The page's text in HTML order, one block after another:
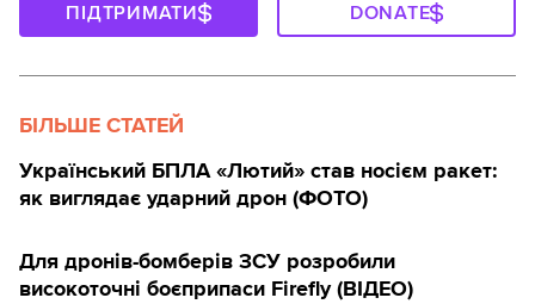
ПІДТРИМАТИ DONATE
БІЛЬШЕ СТАТЕЙ
Український БПЛА «Лютий» став носієм ракет:
як виглядає ударний дрон (ФОТО)
Для дронів-бомберів ЗСУ розробили
високоточні боєприпаси Firefly (ВІДЕО)